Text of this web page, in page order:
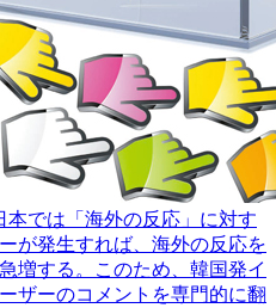
本では「海外の反応」に対す
が発生すれば、海外の反応を
増する。このため、韓国発イ
ザーのコメントを専門的に翻